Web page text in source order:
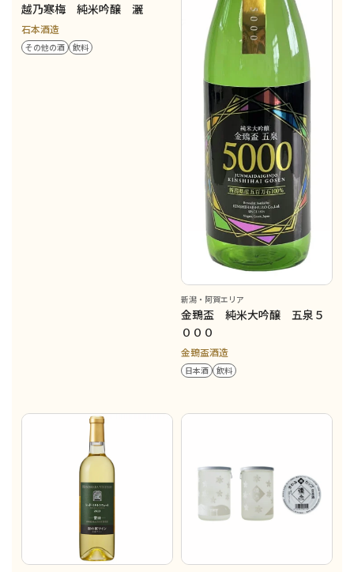
越乃寒梅 純米吟醸 灑
石本酒造
その他の酒 飲料
新潟・阿賀エリア
金鵄盃 純米大吟醸 五泉５
０００
金鵄盃酒造
日本酒 飲料